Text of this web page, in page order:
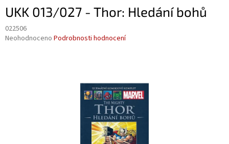
UKK 013/027 - Thor: Hledání bohů
022506
Průměrné
Neohodnoceno Podrobnosti hodnocení